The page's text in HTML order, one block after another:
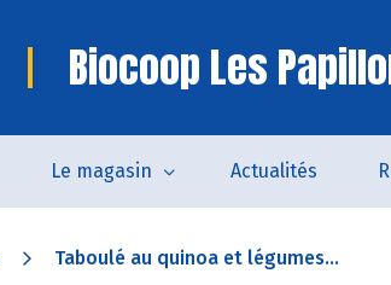
Biocoop Les
Le magasin Actualités
Taboulé au quinoa et légumes...